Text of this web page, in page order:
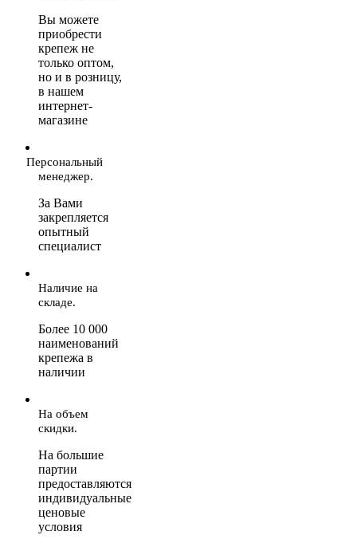
Вы можете
приобрести
крепеж не
только оптом,
но и в розницу,
в нашем
интернет-
магазине
Персональный
менеджер.
За Вами
закрепляется
опытный
специалист
Наличие на
складе.
Более 10 000
наименований
крепежа в
наличии
На объем
скидки.
На большие
партии
предоставляются
индивидуальные
ценовые
условия